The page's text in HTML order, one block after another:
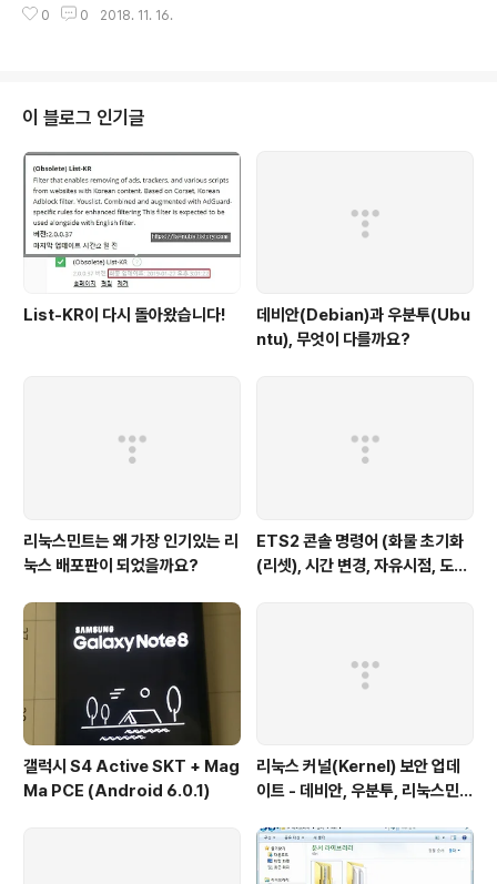
번에 1.7 버전으로 업데이트되어 분할 터널을 지원하..
용 앱에 이어 드디어 ProtonVPN의 iOS용 앱이 출시되었
을 요구합니다.아울러 아이폰, 아이패드 및 아이팟 터치에
서 호환됩니다. * 다운로드 : https://itunes.apple.co
m/us/app/protonvpn-fast-secure-vpn/id14370
05085 iOS용 Prot..
0 0 2018. 11. 16.
이 블로그 인기글
List-KR이 다시 돌아왔습니다!
데비안(Debian)과 우분투(Ubu
ntu), 무엇이 다를까요?
리눅스민트는 왜 가장 인기있는 리
눅스 배포판이 되었을까요?
ETS2 콘솔 명령어 (화물 초기화
(리셋), 시간 변경, 자유시점, 도시
갤럭시 S4 Active SKT + Mag
Ma PCE (Android 6.0.1)
리눅스 커널(Kernel) 보안 업데
이트 - 데비안, 우분투, 리눅스민